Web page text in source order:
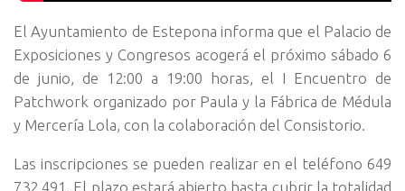
El Ayuntamiento de Estepona informa que el Palacio de
Exposiciones y Congresos acogerá el próximo sábado 6
de junio, de 12:00 a 19:00 horas, el I Encuentro de
Patchwork organizado por Paula y la Fábrica de Médula
y Mercería Lola, con la colaboración del Consistorio.
Las inscripciones se pueden realizar en el teléfono 649
732 491. El plazo estará abierto hasta cubrir la totalidad